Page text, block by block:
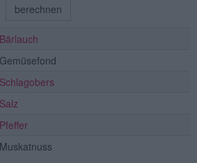
berechnen
Bärlauch
Gemüsefond
Schlagobers
Salz
Pfeffer
Muskatnuss